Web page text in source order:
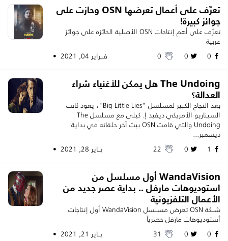
تعرّف على أعمال تعرضها OSN وحازت على
جوائز كبيرة!
تعرّف على أهم إنتاجات OSN الأصلية الحائزة على جوائز
عربية
فبراير 04, 2021 •
The Undoing هل يمكن للأغنياء شراء
العدالة؟
بعد النجاح الكبير لمسلسل "Big Little Lies"، يعود كاتب
السيناريو الأمريكي ديفيد إ. كيلي مع مسلسل The
Undoing والتي قامت OSN ببث آخر حلقاته في بداية
ديسمبر...
يناير 28, 2021 •
WandaVision أول مسلسل من
استوديوهات مارفل .. بداية عصر جديد من
الأعمال التلفزيونية
شبكة OSN تعرض مسلسل WandaVision أول إنتاجات
أستوديوهات مارفل حصرياً
يناير 21, 2021 •